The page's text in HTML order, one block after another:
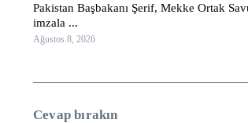
Pakistan Başbakanı Şerif, Mekke Ortak
imzala ...
Ağustos 8, 2026
Cevap bırakın